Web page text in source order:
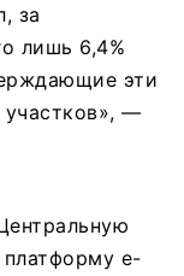
за
лишь 6,4%
эти
участков», —
e-